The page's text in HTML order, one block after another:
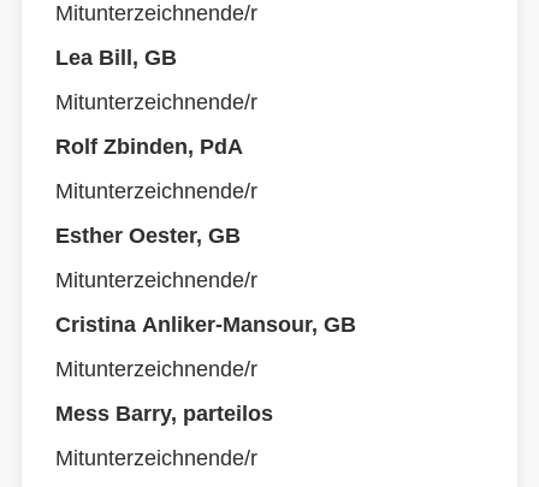
Mitunterzeichnende/r
Lea Bill, GB
Mitunterzeichnende/r
Rolf Zbinden, PdA
Mitunterzeichnende/r
Esther Oester, GB
Mitunterzeichnende/r
Cristina Anliker-Mansour, GB
Mitunterzeichnende/r
Mess Barry, parteilos
Mitunterzeichnende/r